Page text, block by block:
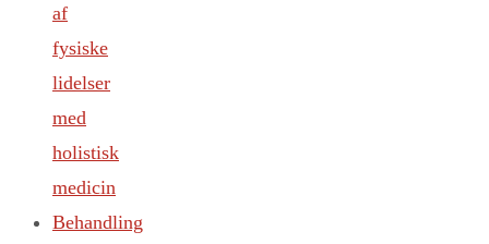
af
fysiske
lidelser
med
holistisk
medicin
Behandling